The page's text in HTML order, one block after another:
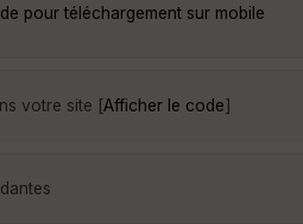
pour téléchargement sur mobile
votre site [Afficher le code]